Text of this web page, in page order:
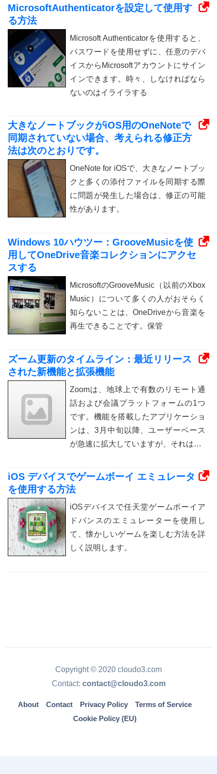
MicrosoftAuthenticatorを設定して使用す
る方法
Microsoft Authenticatorを使用すると、
パスワードを使用せずに、任意のデバ
イスからMicrosoftアカウントにサイン
インできます。時々、しなければなら
ないのはイライラする
大きなノートブックがiOS用のOneNoteで
同期されていない場合、考えられる修正方
法は次のとおりです。
OneNote for iOSで、大きなノートブッ
クと多くの添付ファイルを同期する際
に問題が発生した場合は、修正の可能
性があります。
Windows 10ハウツー：GrooveMusicを使
用してOneDrive音楽コレクションにアクセ
スする
MicrosoftのGrooveMusic（以前のXbox
Music）について多くの人がおそらく
知らないことは、OneDriveから音楽を
再生できることです。保管
ズーム更新のタイムライン：最近リリース
された新機能と拡張機能
Zoomは、地球上で有数のリモート通
話および会議プラットフォームの1つ
です。機能を搭載したアプリケーショ
ンは、3月中旬以降、ユーザーベース
が急速に拡大していますが、それは…
iOS デバイスでゲームボーイ エミュレータ
を使用する方法
iOSデバイスで任天堂ゲームボーイア
ドバンスのエミュレーターを使用し
て、懐かしいゲームを楽しむ方法を詳
しく説明します。
Copyright © 2020 cloudo3.com
Contact: contact@cloudo3.com
About Contact Privacy Policy
Terms of Service
Cookie Policy (EU)